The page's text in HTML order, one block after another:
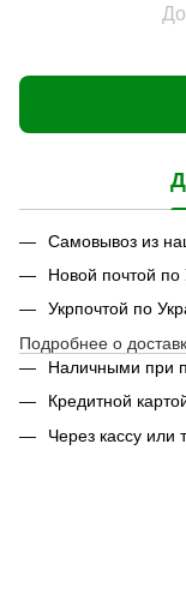
Самовывоз из
Новой почтой
Укрпочтой по
Подробнее о
Наличными при
Кредитной
Через кассу или